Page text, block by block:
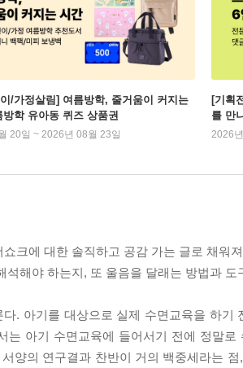
/가정살림] 여름방학, 줄거움이 커지는
학 유아동 퀴즈 상품권
20일 ~ 2026년 08월 23일
[기획
를 만
2026
크에 대한 솔직하고 공감 가는 글로 채워
해야 하는지, 또 울음을 달래는 방법과 도
. 아기를 대상으로 실제 수면교육을 하기
는 아기 수면교육에 들어서기 전에 정말
양의 연구결과 찬반이 거의 백중세라는